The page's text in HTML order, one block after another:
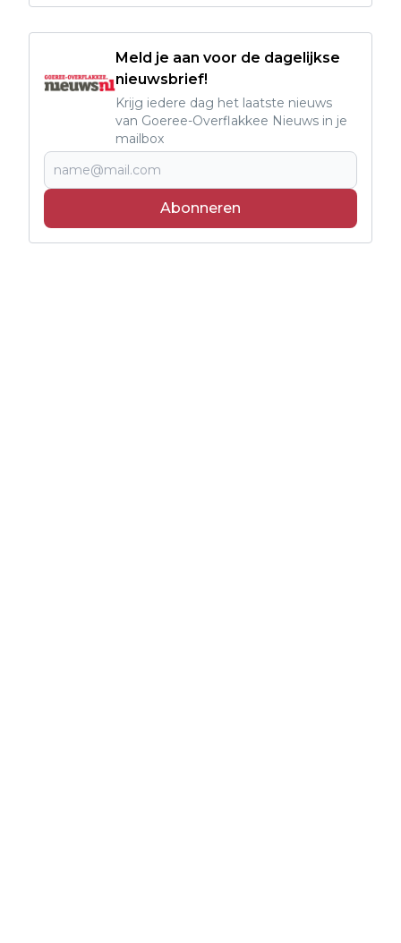
Meld je aan voor de dagelijkse
nieuwsbrief!
Krijg iedere dag het laatste nieuws
van Goeree-Overflakkee Nieuws in je
mailbox
Abonneren